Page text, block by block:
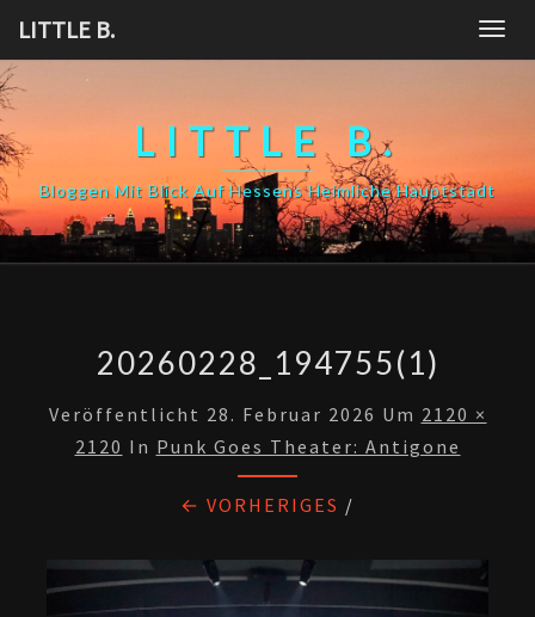
content
LITTLE B.
LITTLE B.
Bloggen Mit Blick Auf Hessens Heimliche Hauptstadt
20260228_194755(1)
Veröffentlicht 28. Februar 2026 Um 2120 ×
2120 In Punk Goes Theater: Antigone
← VORHERIGES /